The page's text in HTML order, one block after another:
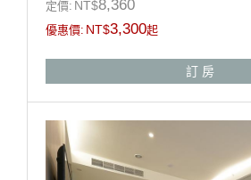
※房間坪數:約10坪
※本館房型不提供加床服務
※湯泉苑大眾池泡湯區營業時間- 08
定價: NT$8,360
優惠價: NT$3,300起
訂 房